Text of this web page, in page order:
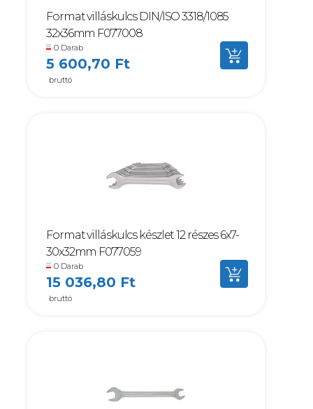
Format villáskulcs DIN/ISO 3318/1085
32x36mm F077008
0 Darab
5 600,70 Ft
bruttó
Format villáskulcs készlet 12 részes 6x7-
30x32mm F077059
0 Darab
15 036,80 Ft
bruttó